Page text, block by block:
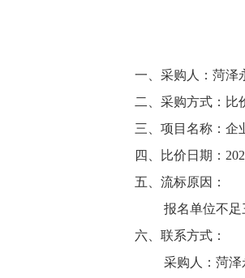
一、采购人
：菏泽
二、采购方式：比
三、项目名称：企
四、比价日期：
五、流标原因：
报名单位不足
六、联系方式：
采购人：菏泽